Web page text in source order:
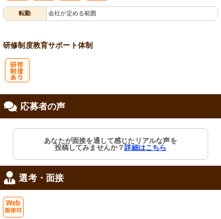
転勤 会社が定める範囲
研修制度教育サポート体制
応募者の声
あなたが面接を通して感じたリアルな声を
投稿してみませんか？詳細はこちら
選考・面接